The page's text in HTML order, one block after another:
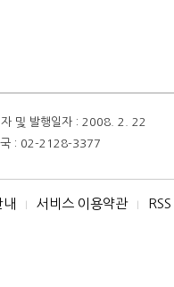
자 및 발행일자 : 2008. 2. 22
국 : 02-2128-3377
I 서비스 이용약관 I RSS